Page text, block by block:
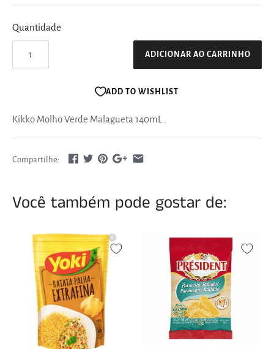
Quantidade
ADICIONAR AO CARRINHO
ADD TO WISHLIST
Kikko Molho Verde Malagueta 140mL
Compartilhe:
Você também pode gostar de: